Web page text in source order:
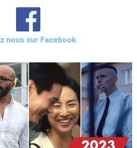
nous sur Facebook